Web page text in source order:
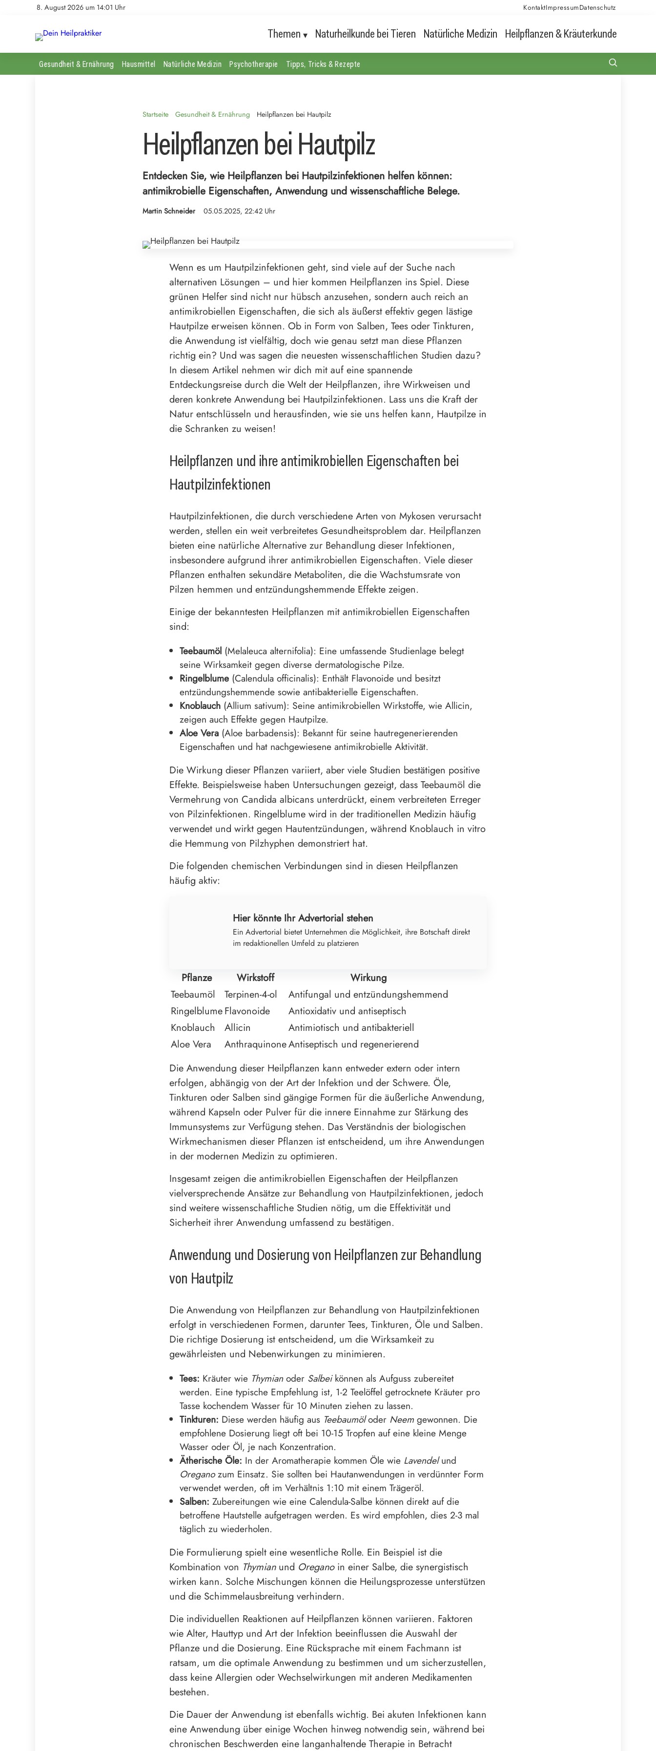
8. August 2026 um 14:01 Uhr KontaktImpressumDatenschutz
Themen Naturheilkunde bei Tieren Natürliche Medizin Heilpflanzen & Kräuterkunde
Gesundheit & Ernährung Hausmittel Natürliche Medizin Psychotherapie Tipps, Tricks & Rezepte
Startseite Gesundheit & Ernährung Heilpflanzen bei Hautpilz
Heilpflanzen bei Hautpilz
Entdecken Sie, wie Heilpflanzen bei Hautpilzinfektionen helfen können:
antimikrobielle Eigenschaften, Anwendung und wissenschaftliche Belege.
Martin Schneider 05.05.2025, 22:42 Uhr
Wenn es um Hautpilzinfektionen geht, sind viele auf der Suche nach
alternativen Lösungen – und hier kommen Heilpflanzen ins Spiel. Diese
grünen Helfer sind nicht nur hübsch anzusehen, sondern auch reich an
antimikrobiellen Eigenschaften, die sich als äußerst effektiv gegen lästige
Hautpilze erweisen können. Ob in Form von Salben, Tees oder Tinkturen,
die Anwendung ist vielfältig, doch wie genau setzt man diese Pflanzen
richtig ein? Und was sagen die neuesten wissenschaftlichen Studien dazu?
In diesem Artikel nehmen wir dich mit auf eine spannende
Entdeckungsreise durch die Welt der Heilpflanzen, ihre Wirkweisen und
deren konkrete Anwendung bei Hautpilzinfektionen. Lass uns die Kraft der
Natur entschlüsseln und herausfinden, wie sie uns helfen kann, Hautpilze in
die Schranken zu weisen!
Heilpflanzen und ihre antimikrobiellen Eigenschaften bei
Hautpilzinfektionen
Hautpilzinfektionen, die durch verschiedene Arten von Mykosen verursacht
werden, stellen ein weit verbreitetes Gesundheitsproblem dar. Heilpflanzen
bieten eine natürliche Alternative zur Behandlung dieser Infektionen,
insbesondere aufgrund ihrer antimikrobiellen Eigenschaften. Viele dieser
Pflanzen enthalten sekundäre Metaboliten, die die Wachstumsrate von
Pilzen hemmen und entzündungshemmende Effekte zeigen.
Einige der bekanntesten Heilpflanzen mit antimikrobiellen Eigenschaften
sind:
Teebaumöl (Melaleuca alternifolia): Eine umfassende Studienlage belegt
seine Wirksamkeit gegen diverse dermatologische Pilze.
Ringelblume (Calendula officinalis): Enthält Flavonoide und besitzt
entzündungshemmende sowie antibakterielle Eigenschaften.
Knoblauch (Allium sativum): Seine antimikrobiellen Wirkstoffe, wie Allicin,
zeigen auch Effekte gegen Hautpilze.
Aloe Vera (Aloe barbadensis): Bekannt für seine hautregenerierenden
Eigenschaften und hat nachgewiesene antimikrobielle Aktivität.
Die Wirkung dieser Pflanzen variiert, aber viele Studien bestätigen positive
Effekte. Beispielsweise haben Untersuchungen gezeigt, dass Teebaumöl die
Vermehrung von Candida albicans unterdrückt, einem verbreiteten Erreger
von Pilzinfektionen. Ringelblume wird in der traditionellen Medizin häufig
verwendet und wirkt gegen Hautentzündungen, während Knoblauch in vitro
die Hemmung von Pilzhyphen demonstriert hat.
Die folgenden chemischen Verbindungen sind in diesen Heilpflanzen
häufig aktiv:
Hier könnte Ihr Advertorial stehen
Ein Advertorial bietet Unternehmen die Möglichkeit, ihre Botschaft direkt
im redaktionellen Umfeld zu platzieren
Pflanze Wirkstoff
Wirkung
Teebaumöl
Terpinen-4-ol
Antifungal und entzündungshemmend
RingelblumeFlavonoide
Antioxidativ und antiseptisch
Knoblauch
Allicin
Antimiotisch und antibakteriell
Aloe Vera
AnthraquinoneAntiseptisch und regenerierend
Die Anwendung dieser Heilpflanzen kann entweder extern oder intern
erfolgen, abhängig von der Art der Infektion und der Schwere. Öle,
Tinkturen oder Salben sind gängige Formen für die äußerliche Anwendung,
während Kapseln oder Pulver für die innere Einnahme zur Stärkung des
Immunsystems zur Verfügung stehen. Das Verständnis der biologischen
Wirkmechanismen dieser Pflanzen ist entscheidend, um ihre Anwendungen
in der modernen Medizin zu optimieren.
Insgesamt zeigen die antimikrobiellen Eigenschaften der Heilpflanzen
vielversprechende Ansätze zur Behandlung von Hautpilzinfektionen, jedoch
sind weitere wissenschaftliche Studien nötig, um die Effektivität und
Sicherheit ihrer Anwendung umfassend zu bestätigen.
Anwendung und Dosierung von Heilpflanzen zur Behandlung
von Hautpilz
Die Anwendung von Heilpflanzen zur Behandlung von Hautpilzinfektionen
erfolgt in verschiedenen Formen, darunter Tees, Tinkturen, Öle und Salben.
Die richtige Dosierung ist entscheidend, um die Wirksamkeit zu
gewährleisten und Nebenwirkungen zu minimieren.
Tees: Kräuter wie Thymianoder Salbeikönnen als Aufguss zubereitet
werden. Eine typische Empfehlung ist, 1-2 Teelöffel getrocknete Kräuter pro
Tasse kochendem Wasser für 10 Minuten ziehen zu lassen.
Tinkturen: Diese werden häufig aus Teebaumöloder Neem gewonnen. Die
empfohlene Dosierung liegt oft bei 10-15 Tropfen auf eine kleine Menge
Wasser oder Öl, je nach Konzentration.
Ätherische Öle: In der Aromatherapie kommen Öle wie Lavendelund
Oreganozum Einsatz. Sie sollten bei Hautanwendungen in verdünnter Form
verwendet werden, oft im Verhältnis 1:10 mit einem Trägeröl.
Salben: Zubereitungen wie eine Calendula-Salbe können direkt auf die
betroffene Hautstelle aufgetragen werden. Es wird empfohlen, dies 2-3 mal
täglich zu wiederholen.
Die Formulierung spielt eine wesentliche Rolle. Ein Beispiel ist die
Kombination von Thymianund Oreganoin einer Salbe, die synergistisch
wirken kann. Solche Mischungen können die Heilungsprozesse unterstützen
und die Schimmelausbreitung verhindern.
Die individuellen Reaktionen auf Heilpflanzen können variieren. Faktoren
wie Alter, Hauttyp und Art der Infektion beeinflussen die Auswahl der
Pflanze und die Dosierung. Eine Rücksprache mit einem Fachmann ist
ratsam, um die optimale Anwendung zu bestimmen und um sicherzustellen,
dass keine Allergien oder Wechselwirkungen mit anderen Medikamenten
bestehen.
Die Dauer der Anwendung ist ebenfalls wichtig. Bei akuten Infektionen kann
eine Anwendung über einige Wochen hinweg notwendig sein, während bei
chronischen Beschwerden eine langanhaltende Therapie in Betracht